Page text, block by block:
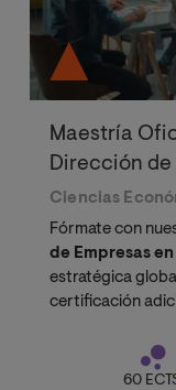
Maestría
Dirección de
Ciencias
Fórmate con
de Empresas
estratégica
certificación
60